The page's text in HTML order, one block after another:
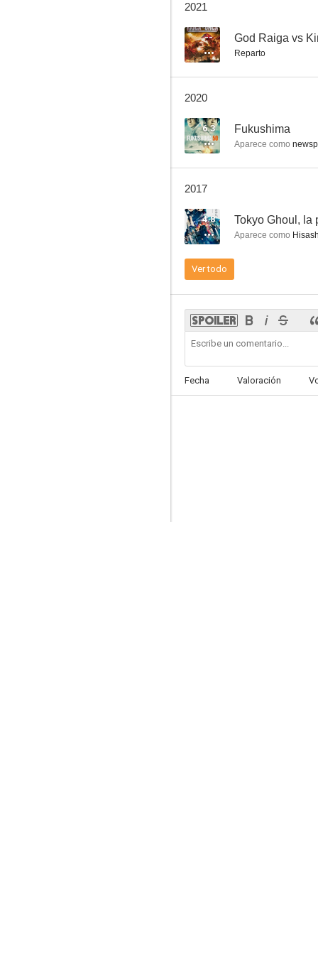
2021
-- God Raiga vs
Reparto
2020
6.3 Fukushima
Aparece como
2017
4.8 Tokyo Ghoul, la
Aparece como
Ver todo
Fecha Valoración